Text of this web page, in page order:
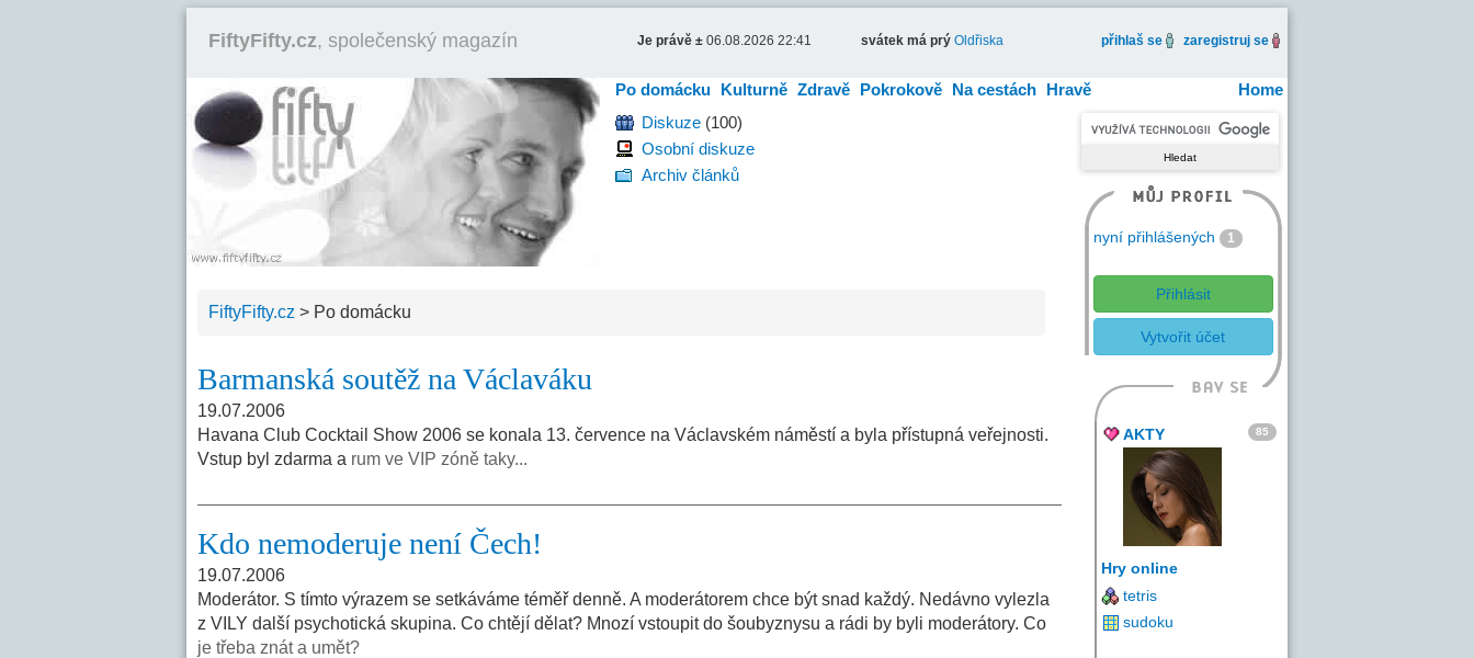
FiftyFifty.cz, společenský magazín Je právě ± 06.08.2026 22:41 svátek má prý Oldřiska přihlaš se zaregistruj se
Home
Po domácku Kulturně Zdravě Pokrokově Na cestách Hravě
Diskuze (100)
Osobní diskuze
Archiv článků
FiftyFifty.cz > Po domácku
Barmanská soutěž na Václaváku
19.07.2006
Havana Club Cocktail Show 2006 se konala 13. července na Václavském náměstí a byla přístupná veřejnosti.
Vstup byl zdarma a rum ve VIP zóně taky...
Kdo nemoderuje není Čech!
19.07.2006
Moderátor. S tímto výrazem se setkáváme téměř denně. A moderátorem chce být snad každý. Nedávno vylezla
z VILY další psychotická skupina. Co chtějí dělat? Mnozí vstoupit do šoubyznysu a rádi by byli moderátory. Co
je třeba znát a umět?
nyní přihlášených 1
Přihlásit
Vytvořit účet
AKTY 85
Hry online
tetris
sudoku